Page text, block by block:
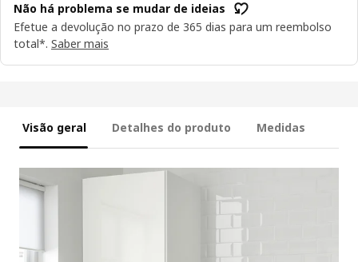
Não há problema se mudar de ideias
Efetue a devolução no prazo de 365 dias para um reembolso
total*. Saber mais
Visão geral Detalhes do produto Medidas